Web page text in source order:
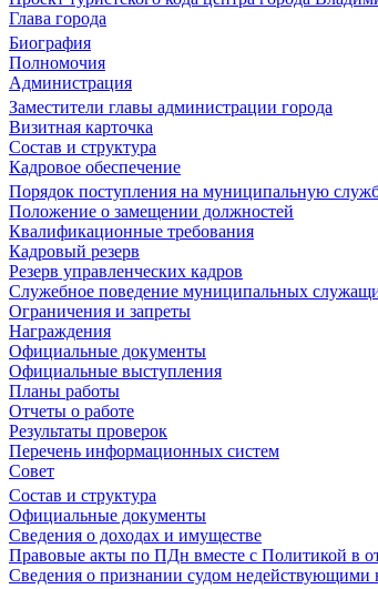
Глава города
Биография
Полномочия
Администрация
Заместители главы администрации города
Визитная карточка
Состав и структура
Кадровое обеспечение
Порядок поступления на муниципальную
Положение о замещении должностей
Квалификационные требования
Кадровый резерв
Резерв управленческих кадров
Служебное поведение муниципальных
Ограничения и запреты
Награждения
Официальные документы
Официальные выступления
Планы работы
Отчеты о работе
Результаты проверок
Перечень информационных систем
Совет
Состав и структура
Официальные документы
Сведения о доходах и имуществе
Правовые акты по ПДн вместе с Политикой в
Сведения о признании судом